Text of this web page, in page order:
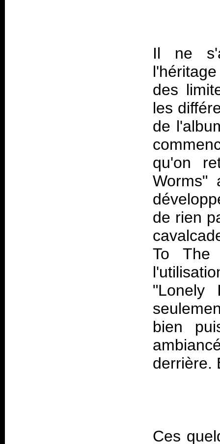
Il ne
des
les
de
qu'on
Worms"
de rien
To The
"Lonely
bien
Ces